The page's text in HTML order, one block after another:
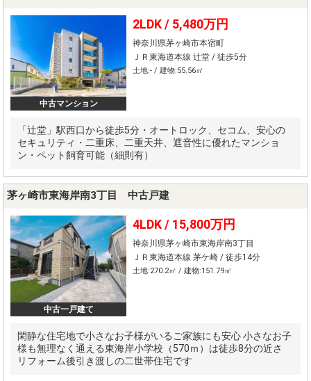
中古マンション
2LDK / 5,480万円
神奈川県茅ヶ崎市本宿町
ＪＲ東海道本線 辻堂 / 徒歩5分
土地:- / 建物:55.56㎡
「辻堂」駅西口から徒歩5分・オートロック、セコム、安心の
セキュリティ・二重床、二重天井、遮音性に優れたマンショ
ン・ペット飼育可能（細則有）
茅ヶ崎市東海岸南3丁目 中古戸建
中古一戸建て
4LDK / 15,800万円
神奈川県茅ヶ崎市東海岸南3丁目
ＪＲ東海道本線 茅ケ崎 / 徒歩14分
土地:270.2㎡ / 建物:151.79㎡
閑静な住宅地で小さなお子様がいるご家族にも安心 小さなお子
様も無理なく通える東海岸小学校（570ｍ）は徒歩8分の近さ
リフォーム後引き渡しの二世帯住宅です